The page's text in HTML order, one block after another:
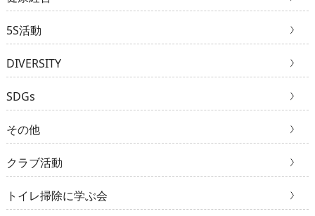
5S活動
DIVERSITY
SDGs
その他
クラブ活動
トイレ掃除に学ぶ会